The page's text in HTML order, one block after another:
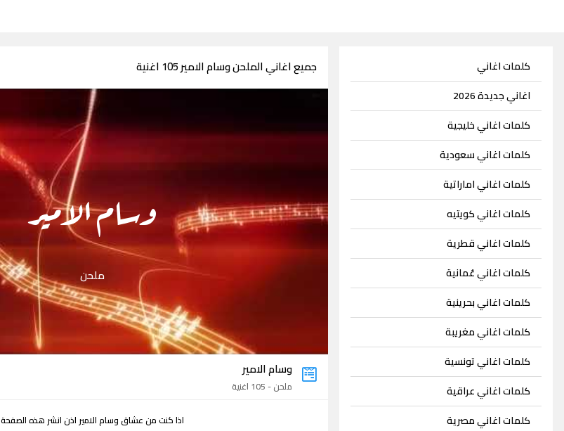
كلمات اغاني
اغاني جديدة 2026
كلمات اغاني خليجية
كلمات اغاني سعودية
كلمات اغاني اماراتية
كلمات اغاني كويتيه
كلمات اغاني قطرية
كلمات اغاني عُمانية
كلمات اغاني بحرينية
كلمات اغاني مغريبة
كلمات اغاني تونسية
كلمات اغاني عراقية
كلمات اغاني مصرية
جميع اغاني الملحن وسام الامير 105 اغنية
وسام الامير
ملحن
وسام الامير
ملحن - 105 اغنية
اذا كنت من عشاق وسام الامير اذن انشر هذه الصفحة